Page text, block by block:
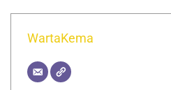
WartaKema